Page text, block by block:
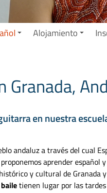
Alojamiento
Granada,
en nuestra
andaluz a través del cual
aprender español
y cultural de Granada
tienen lugar por las